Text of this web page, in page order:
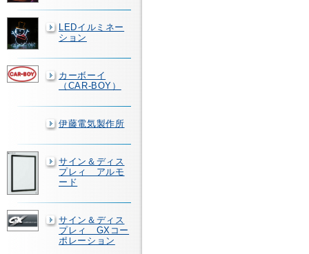
LEDイルミネー
ション
カーボーイ
（CAR-BOY）
伊藤電気製作所
サイン＆ディス
プレィ アルモ
ード
サイン＆ディス
プレィ GXコー
ポレーション